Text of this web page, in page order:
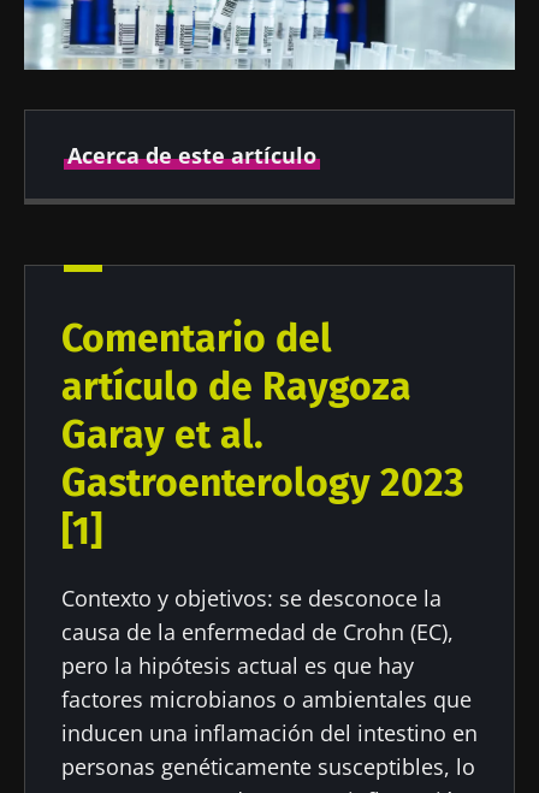
Acerca de este artículo
Autor
Prof Harry Sokol
Fecha de
publicación
15 Febrero 2024
Fecha de
actualización
Comentario del
artículo de Raygoza
Garay et al.
Gastroenterology 2023
[1]
Contexto y objetivos: se desconoce la
causa de la enfermedad de Crohn (EC),
pero la hipótesis actual es que hay
factores microbianos o ambientales que
inducen una inflamación del intestino en
personas genéticamente susceptibles, lo